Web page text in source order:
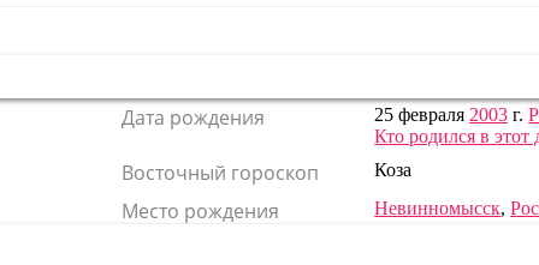
Дата рождения 25 февраля 2003 г.
Кто родился в этот
Восточный гороскоп Коза
Место рождения Невинномысск,